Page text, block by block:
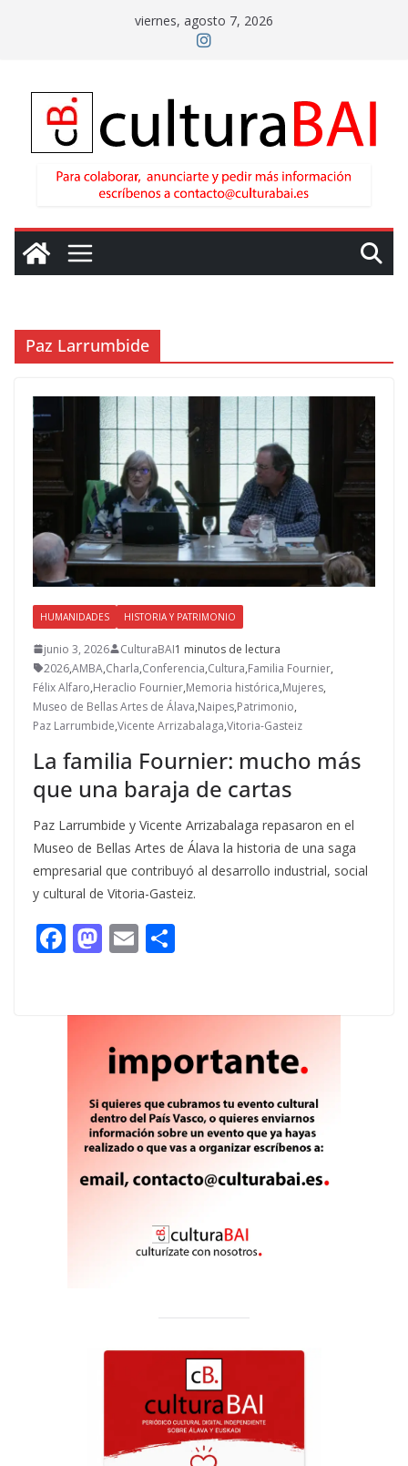
viernes, agosto 7, 2026
Paz Larrumbide
HUMANIDADES HISTORIA Y PATRIMONIO
junio 3, 2026 CulturaBAI1 minutos de lectura
2026,AMBA,Charla,Conferencia,Cultura,Familia Fournier,
Félix Alfaro,Heraclio Fournier,Memoria histórica,Mujeres,
Museo de Bellas Artes de Álava,Naipes,Patrimonio,
Paz Larrumbide,Vicente Arrizabalaga,Vitoria-Gasteiz
La familia Fournier: mucho más
que una baraja de cartas
Paz Larrumbide y Vicente Arrizabalaga repasaron en el
Museo de Bellas Artes de Álava la historia de una saga
empresarial que contribuyó al desarrollo industrial, social
y cultural de Vitoria-Gasteiz.
F
b
M
d
o
n
E
l p
ar
ti
r